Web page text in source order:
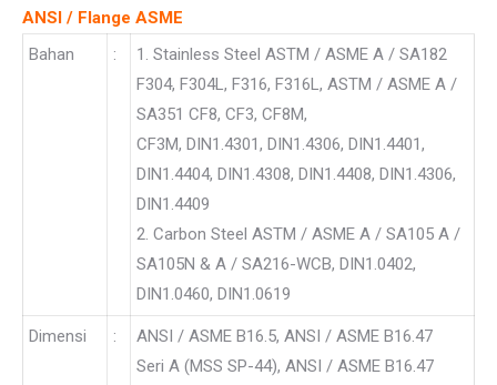
ANSI / Flange ASME
Bahan
:
1. Stainless Steel ASTM / ASME A / SA182
F304, F304L, F316, F316L, ASTM / ASME A /
SA351 CF8, CF3, CF8M,
CF3M, DIN1.4301, DIN1.4306, DIN1.4401,
DIN1.4404, DIN1.4308, DIN1.4408, DIN1.4306,
DIN1.4409
2. Carbon Steel ASTM / ASME A / SA105 A /
SA105N & A / SA216-WCB, DIN1.0402,
DIN1.0460, DIN1.0619
Dimensi :
ANSI / ASME B16.5, ANSI / ASME B16.47
Seri A (MSS SP-44), ANSI / ASME B16.47